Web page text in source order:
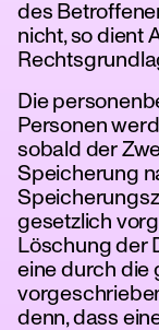
des
nicht, so dient
Die
Personen
sobald der
Speicherung
gesetzlich
Löschung der
eine durch die
denn, dass